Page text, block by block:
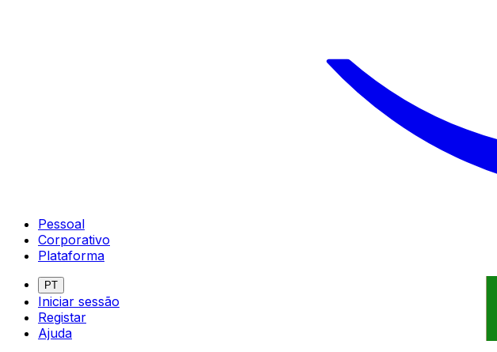
Pessoal
Corporativo
Plataforma
PT
Iniciar sessão
Registar
Ajuda